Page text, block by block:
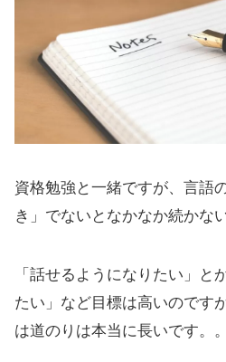
資格勉強と一緒ですが、言語
き」でないとなかなか続かな
「話せるようになりたい」と
たい」など目標は高いのです
は道のりは本当に長いです。